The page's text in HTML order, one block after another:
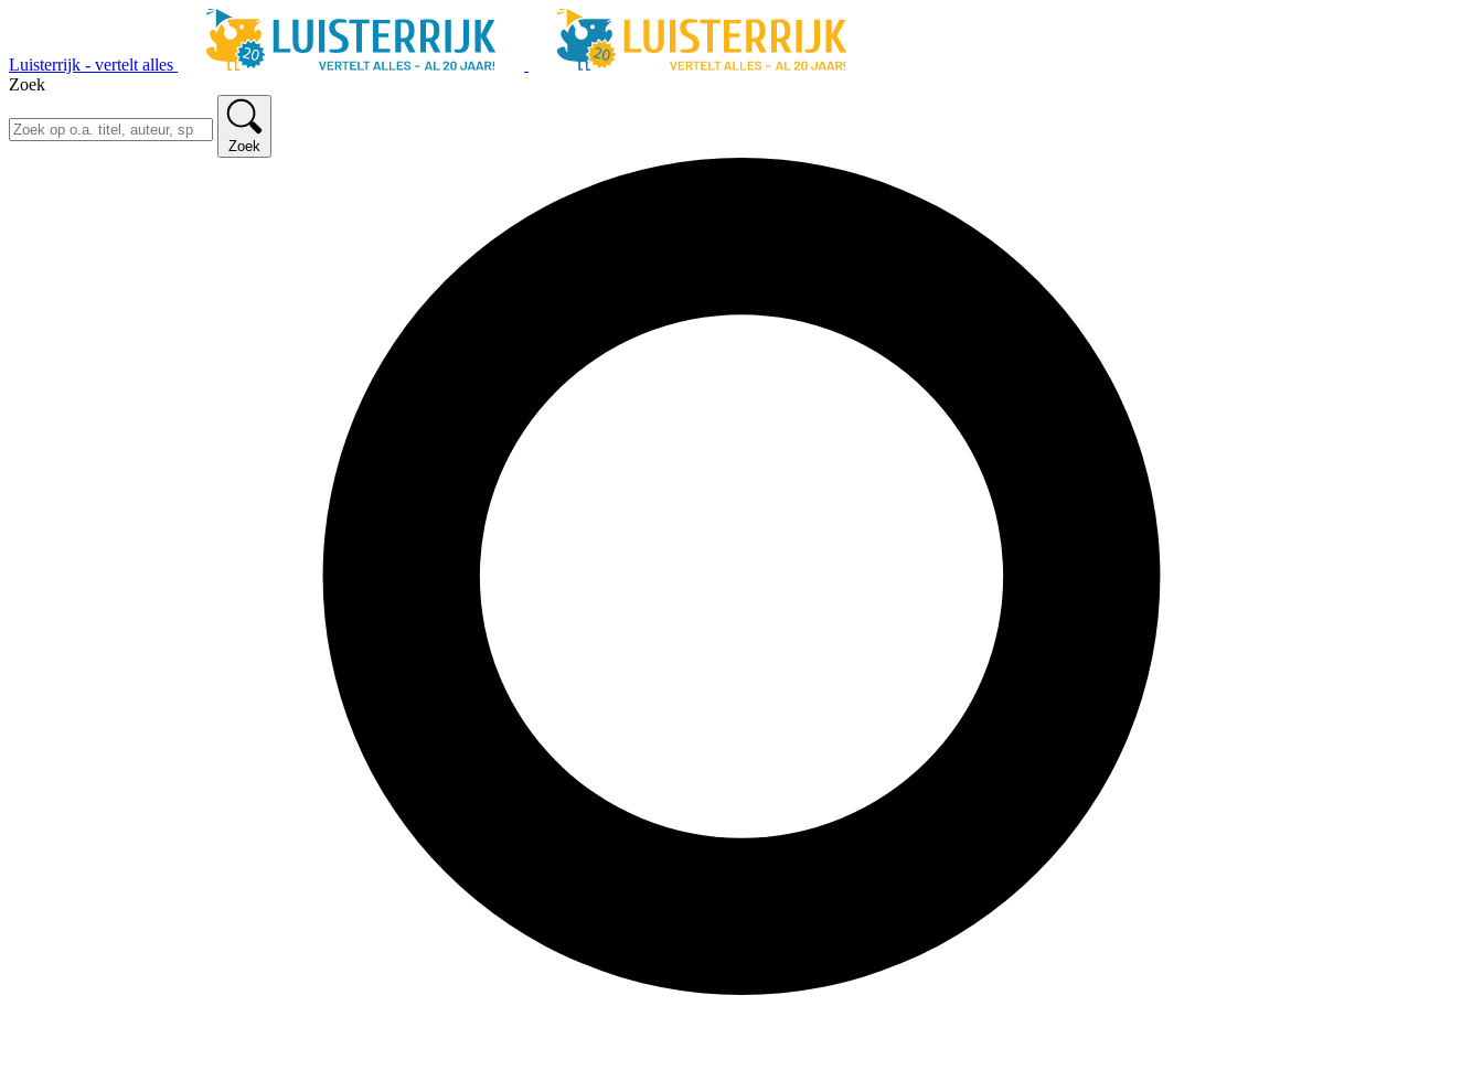
Luisterrijk - vertelt alles
Zoek
Zoek